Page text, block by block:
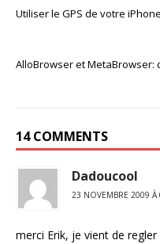
Utiliser le GPS de votre
AlloBrowser et
14 COMMENTS
Dadoucool
23 NOVEMBRE 2009
merci Erik, je vient de